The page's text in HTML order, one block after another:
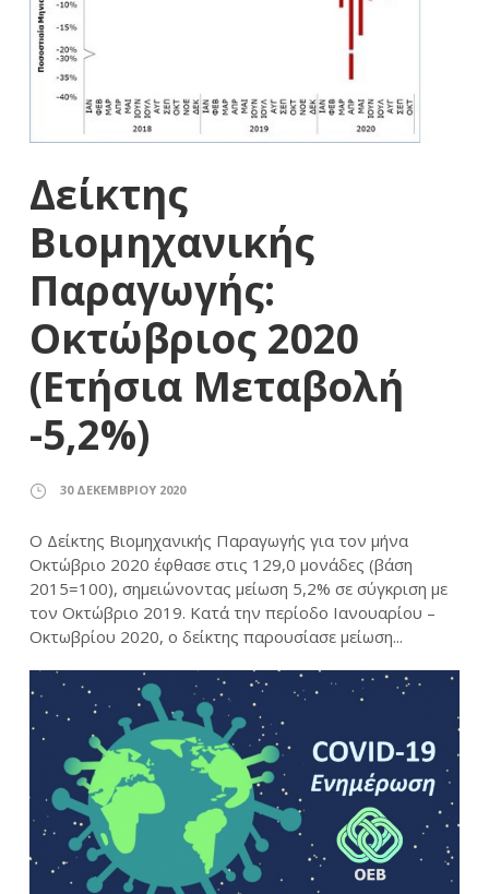
Δείκτης
Βιομηχανικής
Παραγωγής:
Οκτώβριος 2020
(Ετήσια Μεταβολή
-5,2%)
30 ΔΕΚΕΜΒΡΊΟΥ 2020
Ο Δείκτης Βιομηχανικής Παραγωγής για τον μήνα
Οκτώβριο 2020 έφθασε στις 129,0 μονάδες (βάση
2015=100), σημειώνοντας μείωση 5,2% σε σύγκριση με
τον Οκτώβριο 2019. Κατά την περίοδο Ιανουαρίου –
Οκτωβρίου 2020, ο δείκτης παρουσίασε μείωση...